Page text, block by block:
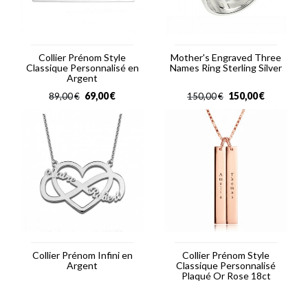
Collier Prénom Style
Classique Personnalisé en
Argent
€
89,00 €
69,00
Mother's Engraved Three
Names Ring Sterling Silver
€
150,00 €
150,00
Collier Prénom Infini en
Argent
Collier Prénom Style
Classique Personnalisé
Plaqué Or Rose 18ct